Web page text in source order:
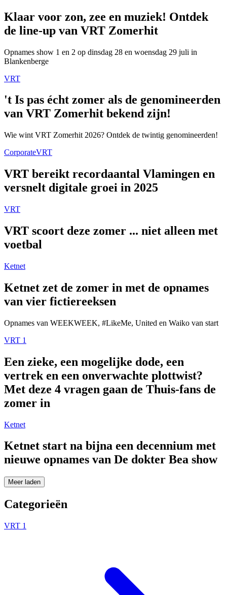
Klaar voor zon, zee en muziek! Ontdek
de line-up van VRT Zomerhit
Opnames show 1 en 2 op dinsdag 28 en woensdag 29 juli in
Blankenberge
VRT
't Is pas écht zomer als de genomineerden
van VRT Zomerhit bekend zijn!
Wie wint VRT Zomerhit 2026? Ontdek de twintig genomineerden!
CorporateVRT
VRT bereikt recordaantal Vlamingen en
versnelt digitale groei in 2025
VRT
VRT scoort deze zomer ... niet alleen met
voetbal
Ketnet
Ketnet zet de zomer in met de opnames
van vier fictiereeksen
Opnames van WEEKWEEK, #LikeMe, United en Waiko van start
VRT 1
Een zieke, een mogelijke dode, een
vertrek en een onverwachte plottwist?
Met deze 4 vragen gaan de Thuis-fans de
zomer in
Ketnet
Ketnet start na bijna een decennium met
nieuwe opnames van De dokter Bea show
Meer laden
Categorieën
VRT 1